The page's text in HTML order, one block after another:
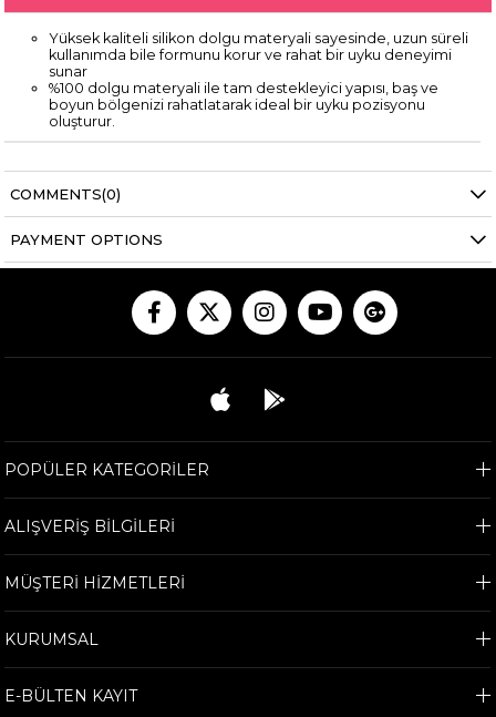
Yüksek kaliteli silikon dolgu materyali sayesinde, uzun süreli
kullanımda bile formunu korur ve rahat bir uyku deneyimi
sunar
%100 dolgu materyali ile tam destekleyici yapısı, baş ve
boyun bölgenizi rahatlatarak ideal bir uyku pozisyonu
oluşturur.
COMMENTS(0)
PAYMENT OPTIONS
POPÜLER KATEGORİLER
ALIŞVERİŞ BİLGİLERİ
MÜŞTERİ HİZMETLERİ
KURUMSAL
E-BÜLTEN KAYIT